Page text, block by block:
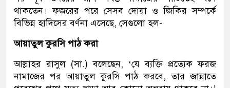
থাকতেন। ফজরের পরে সেসব দোয়া ও জিকির সম্পর্কে
বিভিন্ন হাদিসের বর্ণনা এসেছে, সেগুলো হল-
আয়াতুল কুরসি পাঠ করা
আল্লাহর রাসুল (সা.) বলেছেন, ‘যে ব্যক্তি প্রত্যেক ফরজ
নামাজের পর আয়াতুল কুরসি পাঠ করবে, তার জান্নাতে